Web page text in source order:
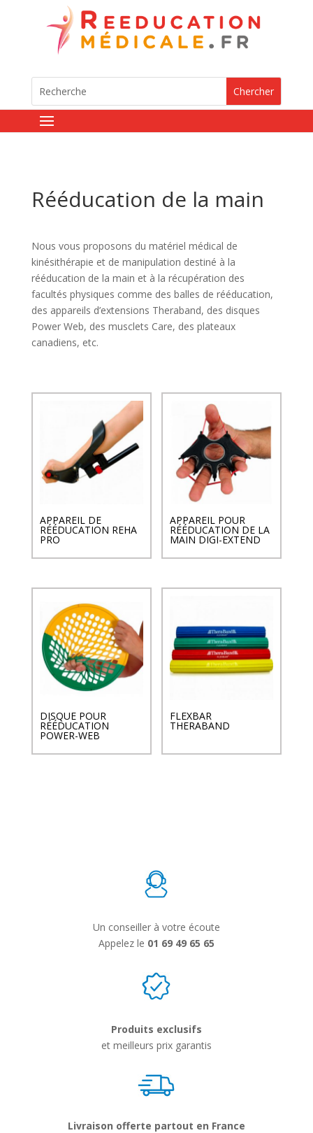
Rééducation de la main
Nous vous proposons du matériel médical de
kinésithérapie et de manipulation destiné à la
rééducation de la main et à la récupération des
facultés physiques comme des balles de rééducation,
des appareils d’extensions Theraband, des disques
Power Web, des musclets Care, des plateaux
canadiens, etc.
APPAREIL DE
RÉÉDUCATION REHA
PRO
APPAREIL POUR
RÉÉDUCATION DE LA
MAIN DIGI-EXTEND
DISQUE POUR
RÉÉDUCATION
POWER-WEB
FLEXBAR
THERABAND
Un conseiller à votre écoute
Appelez le 01 69 49 65 65
Produits exclusifs
et meilleurs prix garantis
Livraison offerte partout en France